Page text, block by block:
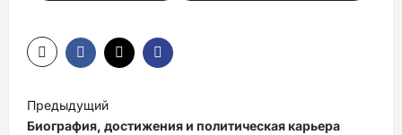
Н
а
Предыдущий
Биография, достижения и политическая карьера